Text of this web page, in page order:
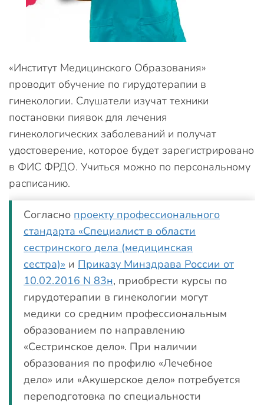
«Институт Медицинского Образования»
проводит обучение по гирудотерапии в
гинекологии. Слушатели изучат техники
постановки пиявок для лечения
гинекологических заболеваний и получат
удостоверение, которое будет зарегистрировано
в ФИС ФРДО. Учиться можно по персональному
расписанию.
Согласно проекту профессионального
стандарта «Специалист в области
сестринского дела (медицинская
сестра)» и Приказу Минздрава России от
10.02.2016 N 83н, приобрести курсы по
гирудотерапии в гинекологии могут
медики со средним профессиональным
образованием по направлению
«Сестринское дело». При наличии
образования по профилю «Лечебное
дело» или «Акушерское дело» потребуется
переподготовка по специальности